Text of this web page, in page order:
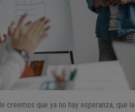
creemos que ya no hay esperanza, que